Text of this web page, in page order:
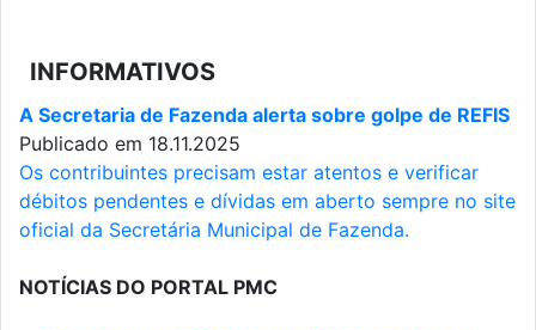
INFORMATIVOS
A Secretaria de Fazenda alerta sobre golpe de REFIS
Publicado em 18.11.2025
Os contribuintes precisam estar atentos e verificar
débitos pendentes e dívidas em aberto sempre no site
oficial da Secretária Municipal de Fazenda.
NOTÍCIAS DO PORTAL PMC